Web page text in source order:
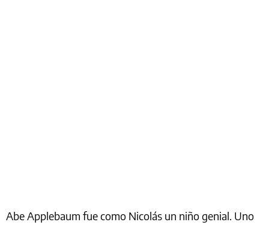
Abe Applebaum fue como Nicolás un niño genial. Uno